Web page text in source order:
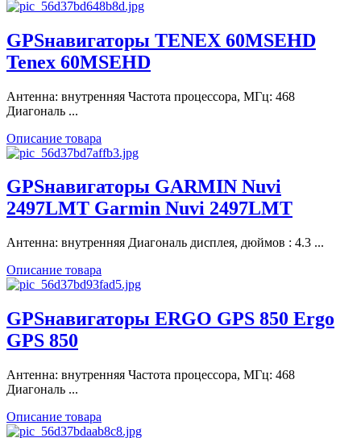
GPSнавигаторы TENEX 60MSEHD
Tenex 60MSEHD
Антенна: внутренняя Частота процессора, МГц: 468
Диагональ ...
Описание товара
GPSнавигаторы GARMIN Nuvi
2497LMT Garmin Nuvi 2497LMT
Антенна: внутренняя Диагональ дисплея, дюймов : 4.3 ...
Описание товара
GPSнавигаторы ERGO GPS 850 Ergo
GPS 850
Антенна: внутренняя Частота процессора, МГц: 468
Диагональ ...
Описание товара